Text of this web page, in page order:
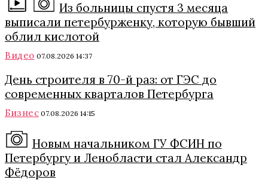
Из больницы спустя 3 месяца
выписали петербурженку, которую бывший
облил кислотой
Видео 07.08.2026 14:37
День строителя в 70-й раз: от ГЭС до
современных кварталов Петербурга
Бизнес 07.08.2026 14:15
Новым начальником ГУ ФСИН по
Петербургу и Ленобласти стал Александр
Фёдоров